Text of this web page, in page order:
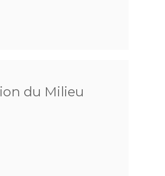
du Milieu